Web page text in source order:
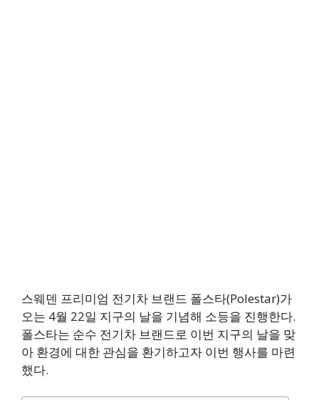
스웨덴 프리미엄 전기차 브랜드 폴스타(Polestar)가
오는 4월 22일 지구의 날을 기념해 소등을 진행한다.
폴스타는 순수 전기차 브랜드로 이번 지구의 날을 맞
아 환경에 대한 관심을 환기하고자 이번 행사를 마련
했다.